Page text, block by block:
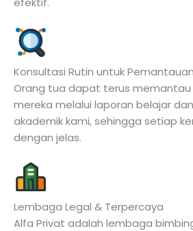
Konsultasi Rutin untuk
Orang tua dapat terus
mereka melalui laporan belajar
akademik kami, sehingga setiap
dengan jelas.
Lembaga Legal & Terpercaya
Alfa Privat adalah lembaga